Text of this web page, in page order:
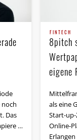
noch
Das
…
FINTECH
8pitch
eigene
als eine
Start-
Online-